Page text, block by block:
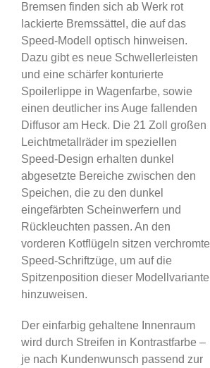
Bremsen finden sich ab Werk rot
lackierte Bremssättel, die auf das
Speed-Modell optisch hinweisen.
Dazu gibt es neue Schwellerleisten
und eine schärfer konturierte
Spoilerlippe in Wagenfarbe, sowie
einen deutlicher ins Auge fallenden
Diffusor am Heck. Die 21 Zoll großen
Leichtmetallräder im speziellen
Speed-Design erhalten dunkel
abgesetzte Bereiche zwischen den
Speichen, die zu den dunkel
eingefärbten Scheinwerfern und
Rückleuchten passen. An den
vorderen Kotflügeln sitzen verchromte
Speed-Schriftzüge, um auf die
Spitzenposition dieser Modellvariante
hinzuweisen.
Der einfarbig gehaltene Innenraum
wird durch Streifen in Kontrastfarbe –
je nach Kundenwunsch passend zur